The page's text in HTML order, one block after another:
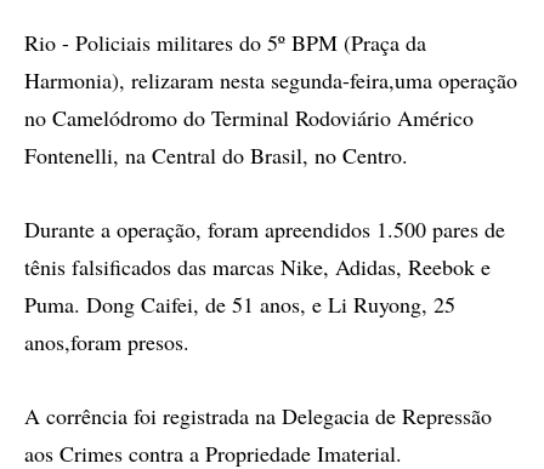
Rio - Policiais militares do 5º BPM (Praça da
Harmonia), relizaram nesta segunda-feira,uma operação
no Camelódromo do Terminal Rodoviário Américo
Fontenelli, na Central do Brasil, no Centro.
Durante a operação, foram apreendidos 1.500 pares de
tênis falsificados das marcas Nike, Adidas, Reebok e
Puma. Dong Caifei, de 51 anos, e Li Ruyong, 25
anos,foram presos.
A corrência foi registrada na Delegacia de Repressão
aos Crimes contra a Propriedade Imaterial.